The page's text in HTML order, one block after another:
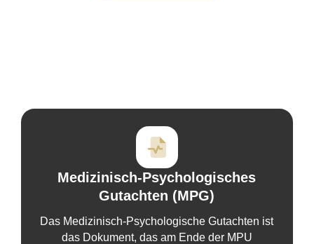
Medizinisch-Psychologisches
Gutachten (MPG)
Das Medizinisch-Psychologische Gutachten ist
das Dokument, das am Ende der MPU